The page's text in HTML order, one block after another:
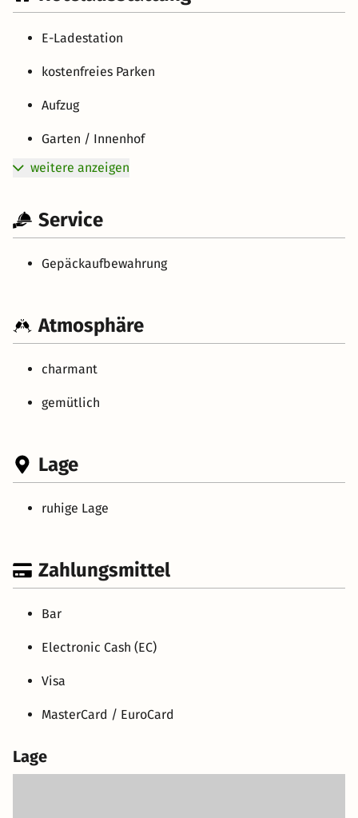
E-Ladestation
kostenfreies Parken
Aufzug
Garten / Innenhof
weitere anzeigen
Service
Gepäckaufbewahrung
Atmosphäre
charmant
gemütlich
Lage
ruhige Lage
Zahlungsmittel
Bar
Electronic Cash (EC)
Visa
MasterCard / EuroCard
Lage